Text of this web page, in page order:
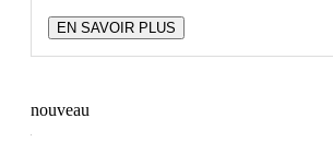
EN SAVOIR PLUS
nouveau